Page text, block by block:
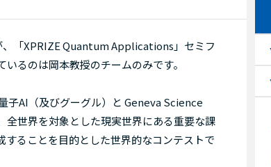
、「XPRIZE Quantum Applications」セミフ
るのは岡本教授のチームのみです。
AI（及びグーグル）と Geneva Science
世界を対象とした現実世界にある重要な課
ることを目的とした世界的なコンテストで